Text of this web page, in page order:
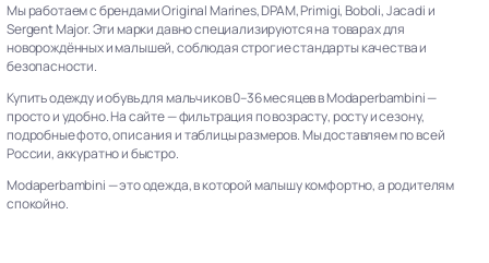
Мы работаем с брендами Original Marines, DPAM, Primigi, Boboli, Jacadi и
Sergent Major. Эти марки давно специализируются на товарах для
новорождённых и малышей, соблюдая строгие стандарты качества и
безопасности.
Купить одежду и обувь для мальчиков 0–36 месяцев в Modaperbambini —
просто и удобно. На сайте — фильтрация по возрасту, росту и сезону,
подробные фото, описания и таблицы размеров. Мы доставляем по всей
России, аккуратно и быстро.
Modaperbambini — это одежда, в которой малышу комфортно, а родителям
спокойно.